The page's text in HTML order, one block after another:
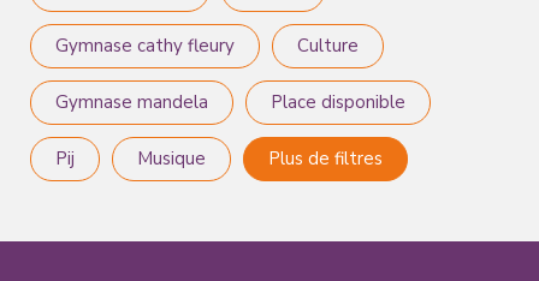
Gymnase cathy fleury Culture
Gymnase mandela Place disponible
Pij Musique Plus de filtres